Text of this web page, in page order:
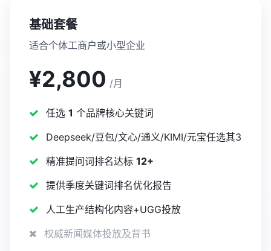
基础套餐
适合个体工商户或小型企业
¥2,800 /月
任选 1 个品牌核心关键词
Deepseek/豆包/文心/通义/KIMI/元宝任选其3
精准提问词排名达标 12+
提供季度关键词排名优化报告
人工生产结构化内容+UGG投放
权威新闻媒体投放及背书